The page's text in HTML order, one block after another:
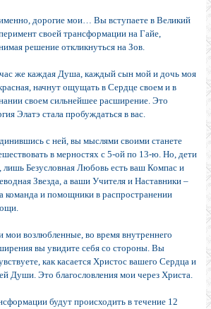
дорогие мои… Вы вступаете в Великий
своей трансформации на Гайе,
решение откликнуться на Зов.
же каждая Душа, каждый сын мой и дочь моя
начнут ощущать в Сердце своем и в
своем сильнейшее расширение. Это
Элатэ стала пробуждаться в вас.
с ней, вы мыслями своими станете
в мерностях с 5-ой по 13-ю. Но, дети
лишь Безусловная Любовь есть ваш Компас и
Звезда, а ваши Учителя и Наставники –
команда и помощники в распространении
мои возлюбленные, во время внутреннего
вы увидите себя со стороны. Вы
как касается Христос вашего Сердца и
Души. Это благословления мои через Христа.
будут происходить в течение 12